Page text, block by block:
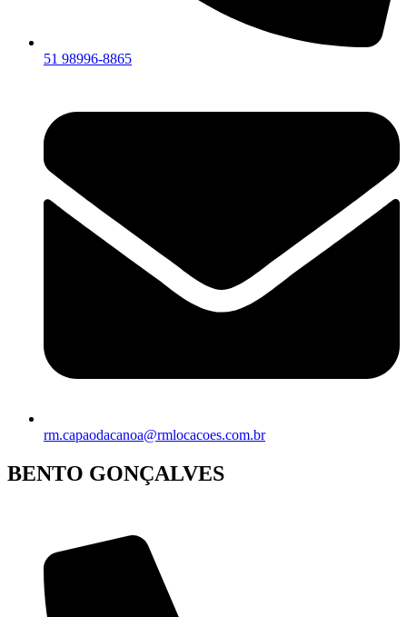
51 98996-8865
rm.capaodacanoa@rmlocacoes.com.br
BENTO GONÇALVES